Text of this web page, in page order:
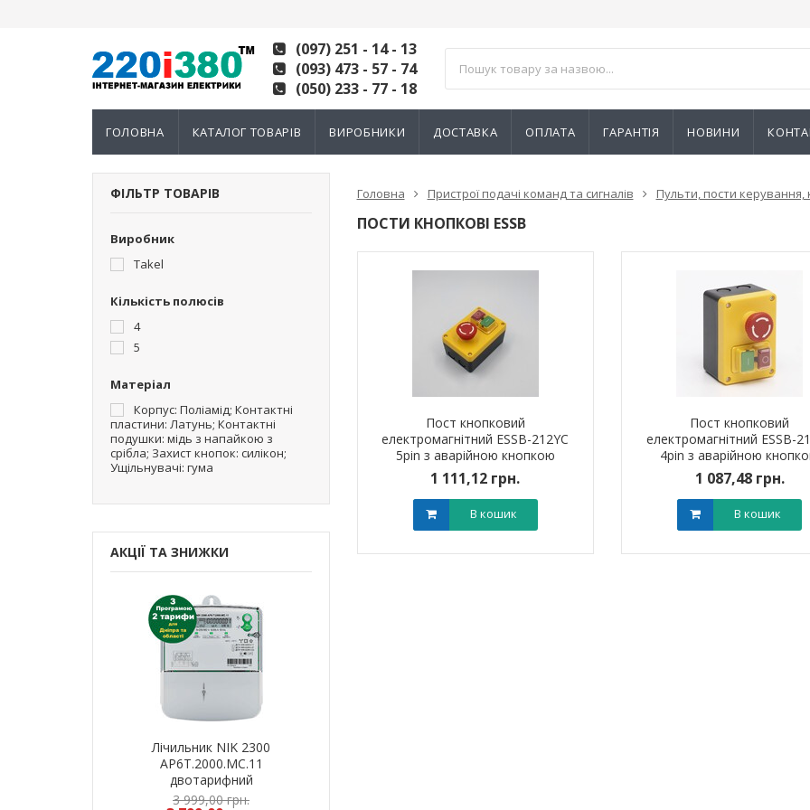
(097) 251 - 14 - 13
(093) 473 - 57 - 74
(050) 233 - 77 - 18
ГОЛОВНА КАТАЛОГ ТОВАРІВ ВИРОБНИКИ ДОСТАВКА ОПЛАТА ГАРАНТІЯ НОВИНИ
ФІЛЬТР ТОВАРІВ
Виробник
Takel
Кількість полюсів
4
5
Матеріал
Корпус: Поліамід; Контактні
пластини: Латунь; Контактні
подушки: мідь з напайкою з
срібла; Захист кнопок: силікон;
Ущільнувачі: гума
АКЦІЇ ТА ЗНИЖКИ
Лічильник NIK 2300
AP6Т.2000.МC.11
двотарифний
запрограмований
3 999,00 грн.
Головна Пристрої подачі команд та сигналів Пульти, пости керування,
ПОСТИ КНОПКОВІ ESSB
Пост кнопковий
електромагнітний ESSB-212YC
5pin з аварійною кнопкою
TAKEL
1 111,12 грн.
В кошик
Пост кнопковий
електромагнітний ESSB-
4pin з аварійною
TAKEL
1 087,48 грн.
В кошик